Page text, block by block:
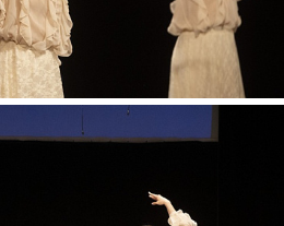
одного